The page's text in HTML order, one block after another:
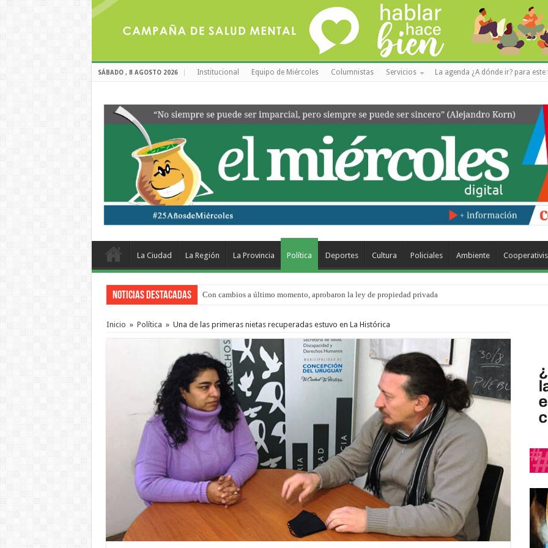
SÁBADO , 8 AGOSTO 2026 Institucional Equipo de Miércoles Columnistas Servicios La agenda ¿A dónde ir? para este
La Ciudad La Región La Provincia Política Deportes Cultura Policiales Ambiente
Noticias Destacadas Con cambios a último momento, aprobaron la ley de propiedad privada
Adopción en Entre Ríos: el 35% de los 90 niños, niñas y adolescentes que esperan una familia tiene
Inicio » Política » Una de las primeras nietas recuperadas estuvo en La Histórica